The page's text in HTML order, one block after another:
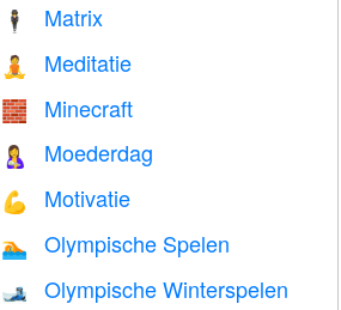
🕴️ Matrix
🧘 Meditatie
🧱 Minecraft
🤱 Moederdag
💪 Motivatie
🏊 Olympische Spelen
🎿 Olympische Winterspelen